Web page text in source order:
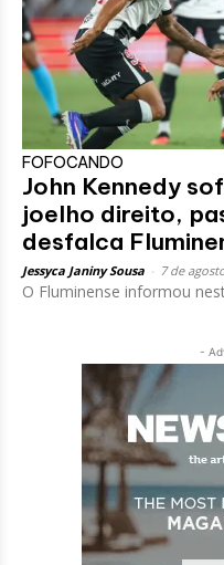
FOFOCANDO
John Kennedy
joelho direito,
desfalca
Jessyca Janiny Sousa 7 de
O Fluminense informou
-